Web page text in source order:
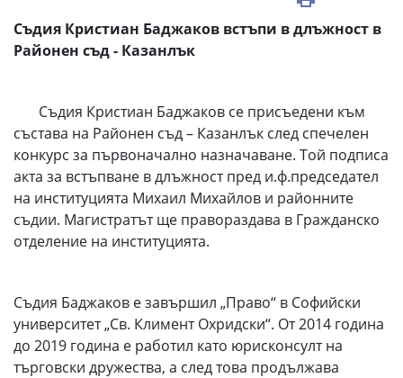
Съдия Кристиан Баджаков встъпи в длъжност в
Районен съд - Казанлък
Съдия Кристиан Баджаков се присъедени към
състава на Районен съд – Казанлък след спечелен
конкурс за първоначално назначаване. Той подписа
акта за встъпване в длъжност пред и.ф.председател
на институцията Михаил Михайлов и районните
съдии. Магистратът ще правораздава в Гражданско
отделение на институцията.
Съдия Баджаков е завършил „Право“ в Софийски
университет „Св. Климент Охридски“. От 2014 година
до 2019 година е работил като юрисконсулт на
търговски дружества, а след това продължава